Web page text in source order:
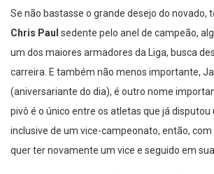
Se não bastasse o grande desejo do novado,
Chris Paul sedente pelo anel de campeão,
um dos maiores armadores da Liga, busca
carreira. E também não menos importante,
(aniversariante do dia), é outro nome
pivô é o único entre os atletas que já disputou
inclusive de um vice-campeonato, então,
quer ter novamente um vice e seguido em